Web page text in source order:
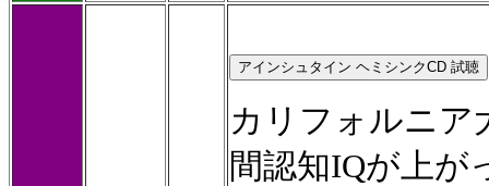
カリフォルニア
間認知IQが上が